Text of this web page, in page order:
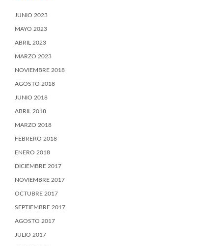
JUNIO 2023
MAYO 2023
ABRIL 2023
MARZO 2023
NOVIEMBRE 2018
AGOSTO 2018
JUNIO 2018
ABRIL 2018
MARZO 2018
FEBRERO 2018
ENERO 2018
DICIEMBRE 2017
NOVIEMBRE 2017
OCTUBRE 2017
SEPTIEMBRE 2017
AGOSTO 2017
JULIO 2017